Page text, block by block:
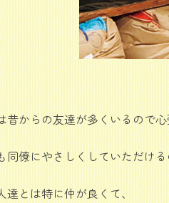
昔からの友達が多くいるので
同僚にやさしくしていただけ
達とは特に仲が良くて、